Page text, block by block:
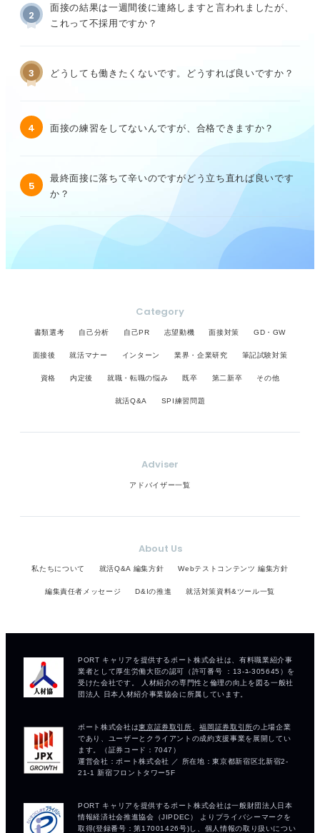
2
面接の結果は一週間後に連絡しますと言われましたが、
これって不採用ですか？
3 どうしても働きたくないです。どうすれば良いですか？
4 面接の練習をしてないんですが、合格できますか？
5
最終面接に落ちて辛いのですがどう立ち直れば良いです
か？
Category
書類選考 自己分析 自己PR 志望動機 面接対策 GD・GW
面接後 就活マナー インターン 業界・企業研究 筆記試験対策
資格 内定後 就職・転職の悩み 既卒 第二新卒 その他
就活Q&A SPI練習問題
Adviser
アドバイザー一覧
About Us
私たちについて 就活Q&A 編集方針 Webテストコンテンツ 編集方針
編集責任者メッセージ D&Iの推進 就活対策資料&ツール一覧